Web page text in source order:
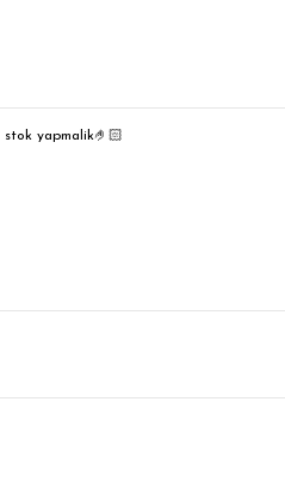
yapmalik🤌🏻